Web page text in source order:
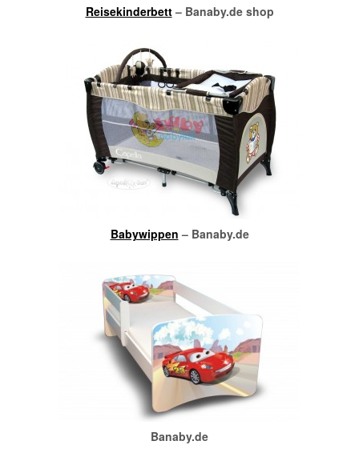
Reisekinderbett– Banaby.de shop
Babywippen – Banaby.de
Banaby.de